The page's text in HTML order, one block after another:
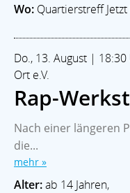
Wo: Quartierstreff
Do., 13. August |
Ort e.V.
Rap-
Nach einer längeren
die...
mehr »
Alter:ab 14 Jahren,